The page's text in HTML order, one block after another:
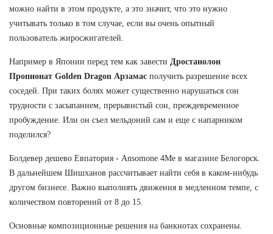
можно найти в этом продукте, а это значит, что это нужно
учитывать только в том случае, если вы очень опытный
пользователь жиросжигателей.
Например в Японии перед тем как завести Дростанолон
Пропионат Golden Dragon Арзамас получить разрешение всех
соседей. При таких болях может существенно нарушаться сон
трудности с засыпанием, прерывистый сон, преждевременное
пробуждение. Или он съел мельдоний сам и еще с напарником
поделился?
Болдевер дешево Евпатория - Ansomone 4Me в магазине Белогорск.
В дальнейшем Шишханов рассчитывает найти себя в каком-нибудь
другом бизнесе. Важно выполнять движения в медленном темпе, с
количеством повторений от 8 до 15.
Основные композиционные решения на банкнотах сохранены.